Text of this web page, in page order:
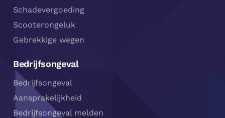
Schadevergoeding
Scooterongeluk
Gebrekkige wegen
Bedrijfsongeval
Bedrijfsongeval
Aansprakelijkheid
Bedrijfsongeval melden